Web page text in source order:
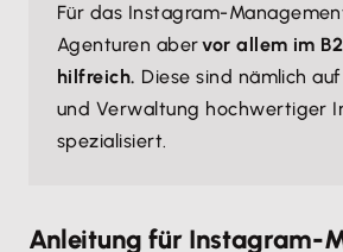
Für das Instagram-
Agenturen abervor allem im
hilfreich. Diese sind nämlich
und Verwaltung hochwertiger
spezialisiert.
Anleitung für Instagram-